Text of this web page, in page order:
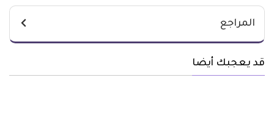
المراجع
قد يعجبك أيضا